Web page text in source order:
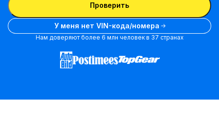
Проверить
У меня нет VIN-кода/номера
Нам доверяют более 6 млн человек в 37 странах